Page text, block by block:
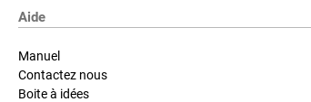
Aide
Manuel
Contactez nous
Boite à idées